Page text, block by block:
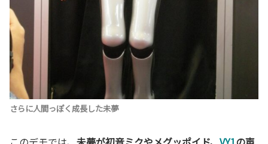
さらに人間っぽく成長した未夢